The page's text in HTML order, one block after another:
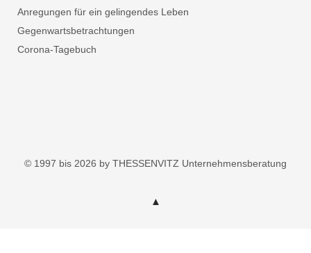
Anregungen für ein gelingendes Leben
Gegenwartsbetrachtungen
Corona-Tagebuch
© 1997 bis 2026 by THESSENVITZ Unternehmensberatung